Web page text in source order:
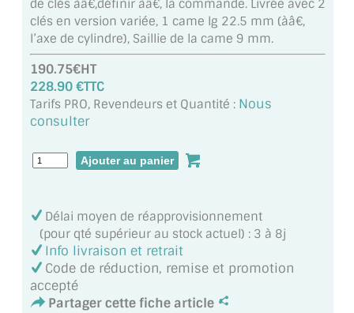
MIROIR POUR PORTE
MIROIR DE SALLE DE BAIN
MIROIR PAROI DE DOUCHE
MIROIR POUR SALLE DE SPORT
MIROIR TV
VERRE SUR MESURE
VERRE EXTRACLAIR
de clés àâ€‚définir àâ€‚ la commande. Livrée avec 2
clés en version variée, 1 came lg 22.5 mm (àâ€‚
l’axe de cylindre), Saillie de la came 9 mm.
190.75€HT
228.90 €TTC
Tarifs PRO, Revendeurs et Quantité : Nous
consulter
Délai moyen de réapprovisionnement
(pour qté supérieur au stock actuel) : 3 à 8j
Info livraison et retrait
Code de réduction, remise et promotion
accepté
Partager cette fiche article